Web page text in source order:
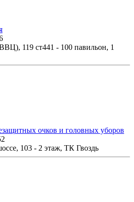
119 ст441 - 100 павильон, 1
очков и головных уборов
103 - 2 этаж, ТК Гвоздь